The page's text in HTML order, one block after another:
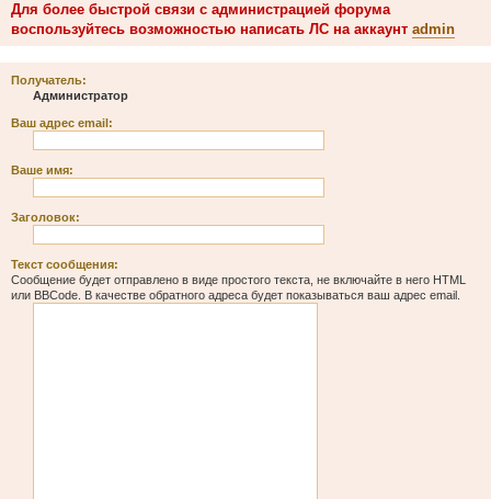
Для более быстрой связи с администрацией форума
воспользуйтесь возможностью написать ЛС на аккаунт admin
Получатель:
Администратор
Ваш адрес email:
Ваше имя:
Заголовок:
Текст сообщения:
Сообщение будет отправлено в виде простого текста, не включайте в него HTML
или BBCode. В качестве обратного адреса будет показываться ваш адрес email.